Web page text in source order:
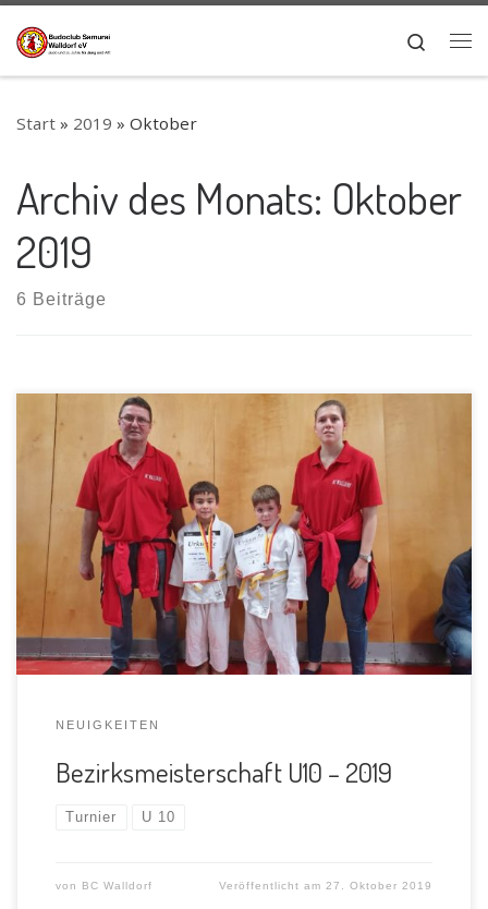
Zum Inhalt springen
Search
Start » 2019 » Oktober
Archiv des Monats: Oktober
2019
6 Beiträge
Wir, der BC Walldorf, nahmen am 19.10.2019 erfolgreich
an der Bezirksmeisterschaft in der Altersgruppe U10 in
Karlsruhe teil. Für unseren […]
NEUIGKEITEN
Bezirksmeisterschaft U10 – 2019
Turnier U 10
von BC Walldorf Veröffentlicht am27. Oktober 2019